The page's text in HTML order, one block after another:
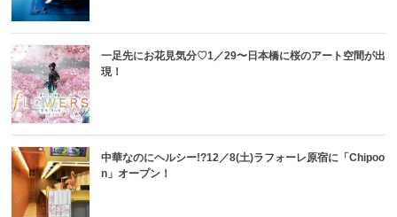
一足先にお花見気分♡1／29〜日本橋に桜のアート空間が出
現！
中華なのにヘルシー!?12／8(土)ラフォーレ原宿に「Chipoo
n」オープン！